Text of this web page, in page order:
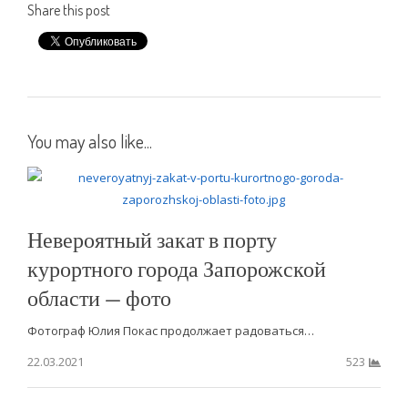
Share this post
You may also like...
Невероятный закат в порту
курортного города Запорожской
области — фото
Фотограф Юлия Покас продолжает радоваться…
22.03.2021
523